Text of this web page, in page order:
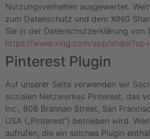
Nutzungsverhalten ausgewertet.
zum Datenschutz und dem XING
Sie in der Datenschutzerklärung von
https://www.xing.com/app/
Pinterest Plugin
Auf unserer Seite verwenden wir
sozialen Netzwerkes Pinterest, das
Inc., 808 Brannan Street, San
USA („Pinterest“) betrieben wird.
aufrufen, die ein solches Plugin